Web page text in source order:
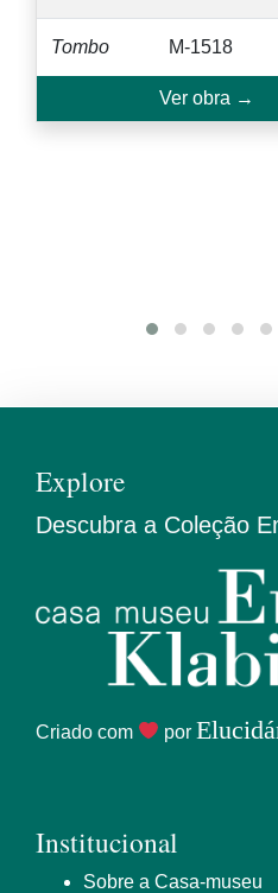
Tombo M-1518
Ver obra →
Explore
Descubra a Coleção
Criado com por
Institucional
Sobre a Casa-museu